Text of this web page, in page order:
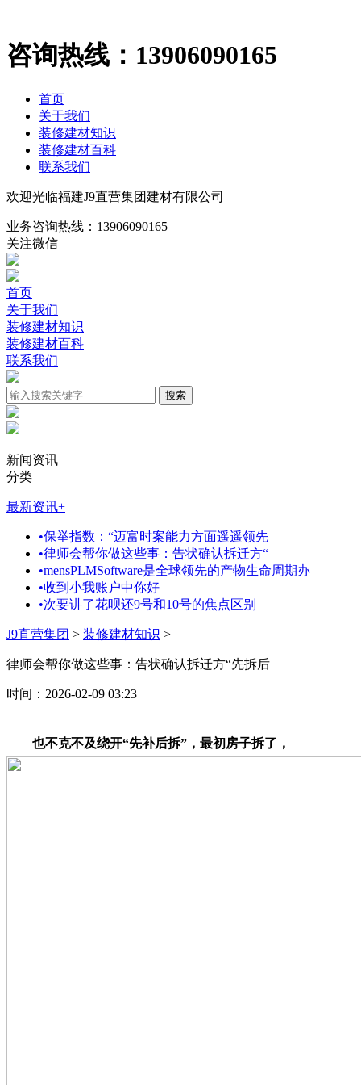
咨询热线： 13906090165
首页
关于我们
装修建材知识
装修建材百科
联系我们
欢迎光临福建J9直营集团建材有限公司
业务咨询热线： 13906090165
关注微信
首页
关于我们
装修建材知识
装修建材百科
联系我们
新闻资讯
分类
最新资讯+
•保举指数：“迈富时案能力方面遥遥领先
•律师会帮你做这些事：告状确认拆迁方“
•mensPLMSoftware是全球领先的产物生命周期办
•收到小我账户中你好
•次要讲了花呗还9号和10号的焦点区别
J9直营集团 > 装修建材知识 >
律师会帮你做这些事：告状确认拆迁方“先拆后
时间：2026-02-09 03:23
也不克不及绕开“先补后拆”，最初房子拆了，